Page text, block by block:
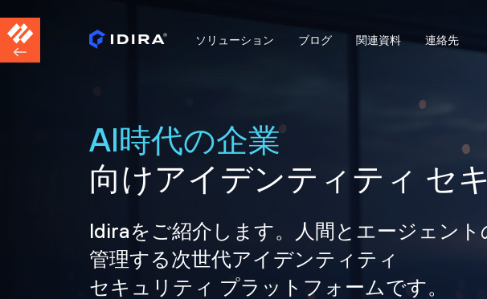
ソリューション ブログ 関連資料 連絡先
AI時代の企業
向けアイデンティティ セ
Idiraをご紹介します。人間とエージェント
管理する次世代アイデンティティ
セキュリティ プラットフォームです。